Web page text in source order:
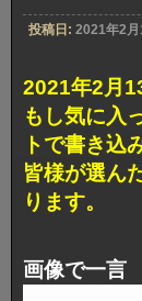
投稿日: 2021年2月
2021年2月
もし気に入
トで書き込
皆様が選ん
ります。
画像で一言